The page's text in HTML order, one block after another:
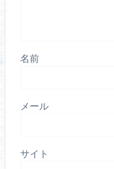
名前
メール
サイト